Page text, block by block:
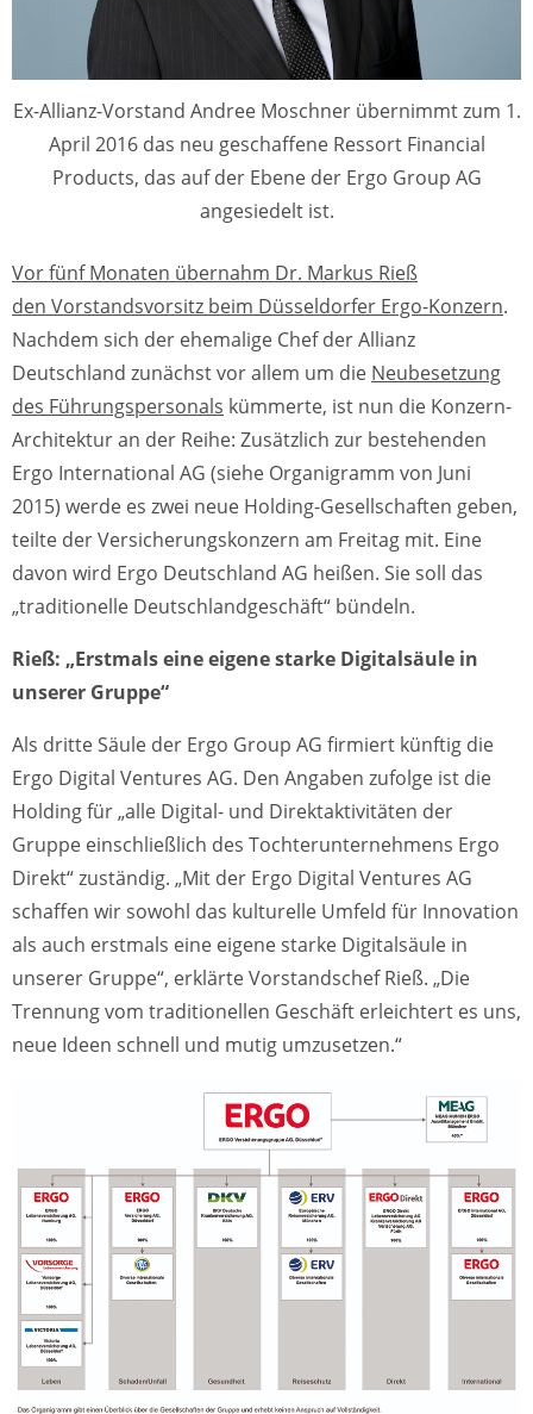
Ex-Allianz-Vorstand Andree Moschner übernimmt zum 1.
April 2016 das neu geschaffene Ressort Financial
Products, das auf der Ebene der Ergo Group AG
angesiedelt ist.
Vor fünf Monaten übernahm Dr. Markus Rieß
den Vorstandsvorsitz beim Düsseldorfer Ergo-Konzern.
Nachdem sich der ehemalige Chef der Allianz
Deutschland zunächst vor allem um die Neubesetzung
des Führungspersonals kümmerte, ist nun die Konzern-
Architektur an der Reihe: Zusätzlich zur bestehenden
Ergo International AG (siehe Organigramm von Juni
2015) werde es zwei neue Holding-Gesellschaften geben,
teilte der Versicherungskonzern am Freitag mit. Eine
davon wird Ergo Deutschland AG heißen. Sie soll das
„traditionelle Deutschlandgeschäft“ bündeln.
Rieß: „Erstmals eine eigene starke Digitalsäule in
unserer Gruppe“
Als dritte Säule der Ergo Group AG firmiert künftig die
Ergo Digital Ventures AG. Den Angaben zufolge ist die
Holding für „alle Digital- und Direktaktivitäten der
Gruppe einschließlich des Tochterunternehmens Ergo
Direkt“ zuständig. „Mit der Ergo Digital Ventures AG
schaffen wir sowohl das kulturelle Umfeld für Innovation
als auch erstmals eine eigene starke Digitalsäule in
unserer Gruppe“, erklärte Vorstandschef Rieß. „Die
Trennung vom traditionellen Geschäft erleichtert es uns,
neue Ideen schnell und mutig umzusetzen.“